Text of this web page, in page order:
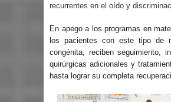
recurrentes en el oído y
En apego a los programas en
los pacientes con este tipo de
congénita, reciben seguimiento,
quirúrgicas adicionales y
hasta lograr su completa